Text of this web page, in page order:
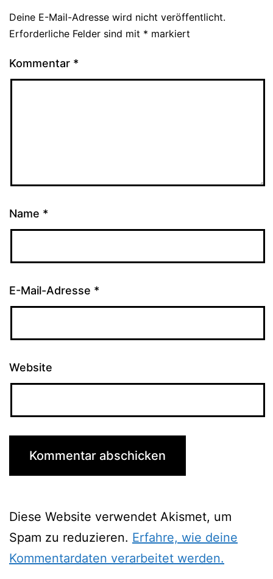
Deine E-Mail-Adresse wird nicht veröffentlicht.
Erforderliche Felder sind mit * markiert
Kommentar *
Name *
E-Mail-Adresse *
Website
Diese Website verwendet Akismet, um
Spam zu reduzieren. Erfahre, wie deine
Kommentardaten verarbeitet werden.